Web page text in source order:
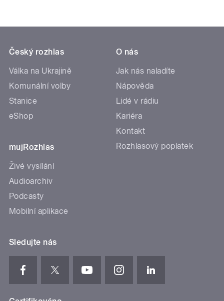
Český rozhlas
Válka na Ukrajině
Komunální volby
Stanice
eShop
mujRozhlas
Živé vysílání
Audioarchiv
Podcasty
Mobilní aplikace
O nás
Jak nás naladíte
Nápověda
Lidé v rádiu
Kariéra
Kontakt
Rozhlasový poplatek
Sledujte nás